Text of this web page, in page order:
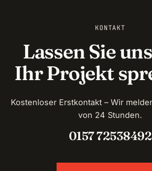
KONTAKT
Lassen Sie
Ihr Projekt
Kostenloser Erstkontakt – Wir
von 24 Stunden.
0157 72538492